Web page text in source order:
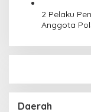
2 Pelaku
Anggota
Daerah